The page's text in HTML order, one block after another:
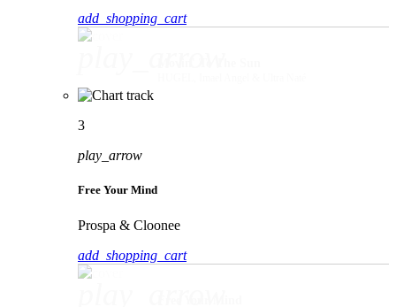
add_shopping_cart
3
play_arrow
Free Your Mind
Prospa & Cloonee
add_shopping_cart